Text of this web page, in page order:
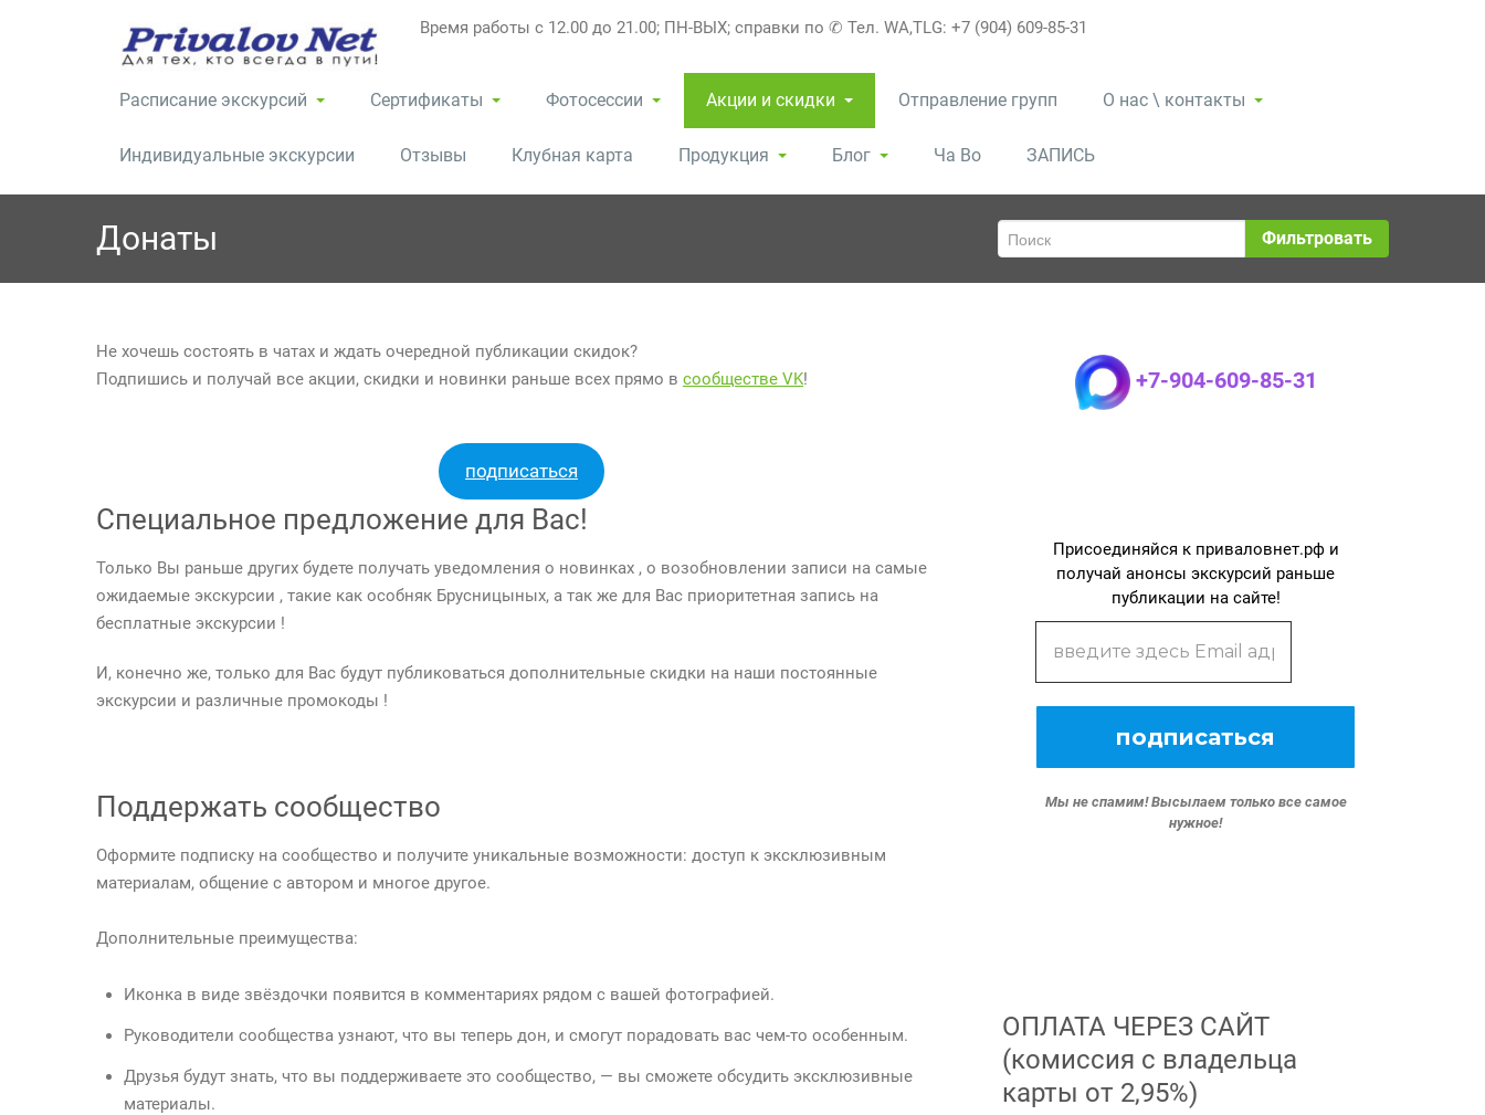
Время работы с 12.00 до 21.00; ПН-ВЫХ; справки по ✆ Тел. WA,TLG: +7 (904) 609-85-31
Расписание экскурсий Сертификаты Фотосессии Акции и скидки Отправление групп О нас \ контакты
Индивидуальные экскурсии Отзывы Клубная карта Продукция Блог Ча Во ЗАПИСЬ
Донаты Фильтровать
Не хочешь состоять в чатах и ждать очередной публикации скидок?
Подпишись и получай все акции, скидки и новинки раньше всех прямо в сообществе VK!
подписаться
Специальное предложение для Вас!
Только Вы раньше других будете получать уведомления о новинках , о возобновлении записи на самые
ожидаемые экскурсии , такие как особняк Брусницыных, а так же для Вас приоритетная запись на
бесплатные экскурсии !
И, конечно же, только для Вас будут публиковаться дополнительные скидки на наши постоянные
экскурсии и различные промокоды !
Поддержать сообщество
Оформите подписку на сообщество и получите уникальные возможности: доступ к эксклюзивным
материалам, общение с автором и многое другое.
Дополнительные преимущества:
Иконка в виде звёздочки появится в комментариях рядом с вашей фотографией.
Руководители сообщества узнают, что вы теперь дон, и смогут порадовать вас чем-то особенным.
Друзья будут знать, что вы поддерживаете это сообщество, — вы сможете обсудить эксклюзивные
материалы.
+7-904-609-85-31
Присоединяйся к приваловнет.рф и
получай анонсы экскурсий раньше
публикации на сайте!
Мы не спамим! Высылаем только все самое
нужное!
ОПЛАТА ЧЕРЕЗ САЙТ
(комиссия с владельца
карты от 2,95%)